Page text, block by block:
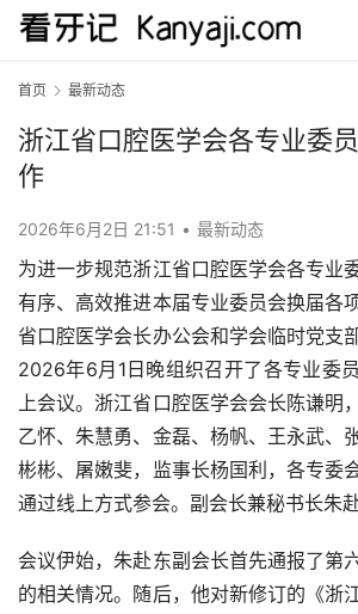
首页 最新动态
浙江省口腔医学会各专业委
作
2026年6月2日 21:51 • 最新动态
为进一步规范浙江省口腔医学会各专业
有序、高效推进本届专业委员会换届各
省口腔医学会长办公会和学会临时党支
2026年6月1日晚组织召开了各专业委
上会议。浙江省口腔医学会会长陈谦明
乙怀、朱慧勇、金磊、杨帆、王永武、
彬彬、屠嫩斐，监事长杨国利，各专委
通过线上方式参会。副会长兼秘书长朱
会议伊始，朱赴东副会长首先通报了第
的相关情况。随后，他对新修订的《浙